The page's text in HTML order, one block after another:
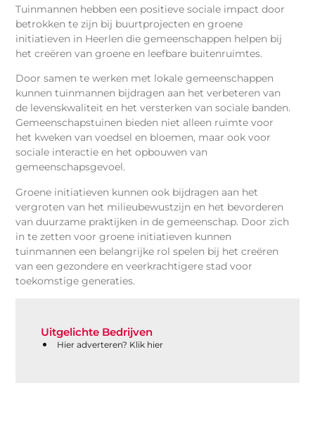
Tuinmannen hebben een positieve sociale impact door
betrokken te zijn bij buurtprojecten en groene
initiatieven in Heerlen die gemeenschappen helpen bij
het creëren van groene en leefbare buitenruimtes.
Door samen te werken met lokale gemeenschappen
kunnen tuinmannen bijdragen aan het verbeteren van
de levenskwaliteit en het versterken van sociale banden.
Gemeenschapstuinen bieden niet alleen ruimte voor
het kweken van voedsel en bloemen, maar ook voor
sociale interactie en het opbouwen van
gemeenschapsgevoel.
Groene initiatieven kunnen ook bijdragen aan het
vergroten van het milieubewustzijn en het bevorderen
van duurzame praktijken in de gemeenschap. Door zich
in te zetten voor groene initiatieven kunnen
tuinmannen een belangrijke rol spelen bij het creëren
van een gezondere en veerkrachtigere stad voor
toekomstige generaties.
Uitgelichte Bedrijven
Hier adverteren? Klik hier